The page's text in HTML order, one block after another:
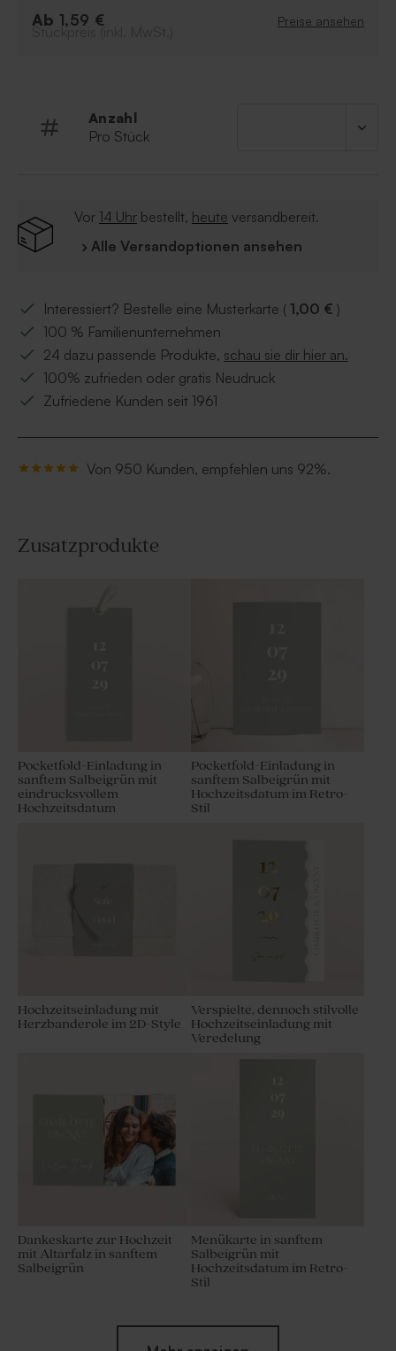
unbedingt in ihren Kalendern vormerken sollten, um
Ab 1,59 € Preise ansehen
Anzahl
Pro Stück
Vor 14 Uhr bestellt, heute versandbereit.
› Alle Versandoptionen ansehen
Interessiert? Bestelle eine Musterkarte ( 1,00 € )
100 % Familienunternehmen
24 dazu passende Produkte, schau sie dir hier an.
100% zufrieden oder gratis Neudruck
Zufriedene Kunden seit 1961
Von 950 Kunden, empfehlen uns 92%.
Zusatzprodukte
Pocketfold-Einladung in
sanftem Salbeigrün mit
eindrucksvollem
Hochzeitsdatum
Pocketfold-Einladung in
sanftem Salbeigrün mit
Hochzeitsdatum im Retro-
Stil
Hochzeitseinladung mit
Herzbanderole im 2D-Style
Verspielte, dennoch stilvolle
Hochzeitseinladung mit
Veredelung
Dankeskarte zur Hochzeit
mit Altarfalz in sanftem
Salbeigrün
Menükarte in sanftem
Salbeigrün mit
Hochzeitsdatum im Retro-
Stil